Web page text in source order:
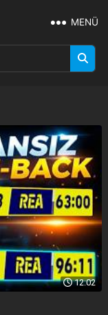
MENÜ
12:02